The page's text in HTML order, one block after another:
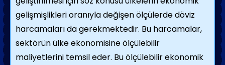
gelişmişlikleri oranıyla değişen ölçülerde döviz
harcamaları da gerekmektedir. Bu harcamalar,
sektörün ülke ekonomisine ölçülebilir
maliyetlerini temsil eder. Bu ölçülebilir ekonomik